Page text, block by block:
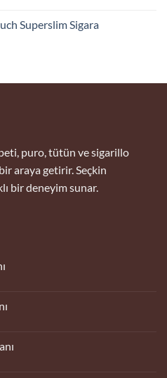
Superslim Sigara
puro, tütün ve sigarillo
araya getirir. Seçkin
bir deneyim sunar.